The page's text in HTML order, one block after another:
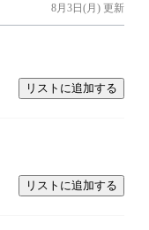
8月3日(月) 更新
リストに追加する
リストに追加する